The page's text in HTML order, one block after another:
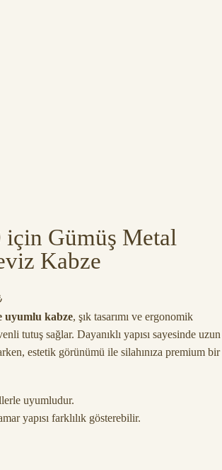
için Gümüş Metal
Kabze
uyumlu kabze, şık tasarımı ve ergonomik
tutuş sağlar. Dayanıklı yapısı sayesinde uzun
estetik görünümü ile silahınıza premium bir
uyumludur.
yapısı farklılık gösterebilir.